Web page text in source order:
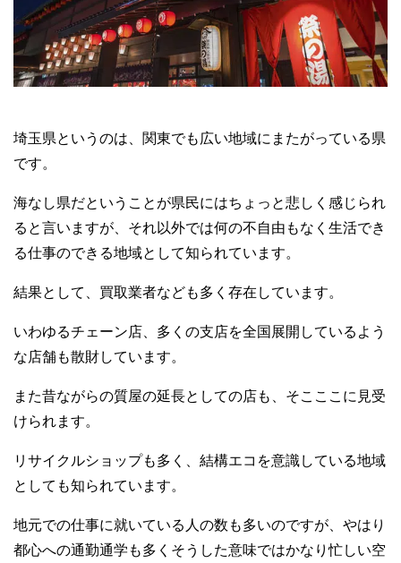
埼玉県というのは、関東でも広い地域にまたがっている県
です。
海なし県だということが県民にはちょっと悲しく感じられ
ると言いますが、それ以外では何の不自由もなく生活でき
る仕事のできる地域として知られています。
結果として、買取業者なども多く存在しています。
いわゆるチェーン店、多くの支店を全国展開しているよう
な店舗も散財しています。
また昔ながらの質屋の延長としての店も、そこここに見受
けられます。
リサイクルショップも多く、結構エコを意識している地域
としても知られています。
地元での仕事に就いている人の数も多いのですが、やはり
都心への通勤通学も多くそうした意味ではかなり忙しい空